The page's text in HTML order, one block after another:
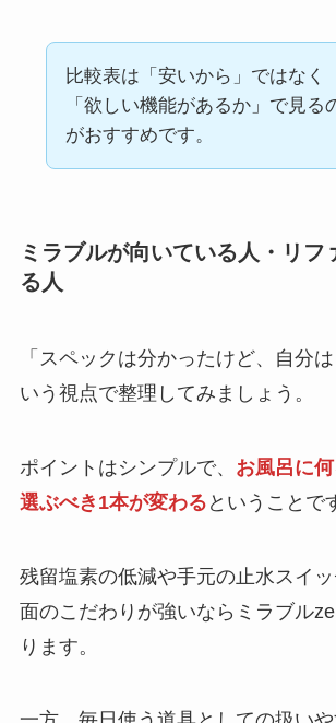
比較表は「安いから」ではなく
「欲しい機能があるか」で見る
がおすすめです。
ミラブルが向いている人・リフ
る人
「スペックは分かったけど、自分
いう視点で整理してみましょう。
ポイントはシンプルで、 お風呂に
選ぶべき1本が変わる ということで
残留塩素の低減や手元の止水スイ
面のこだわりが強いならミラブル
ります。